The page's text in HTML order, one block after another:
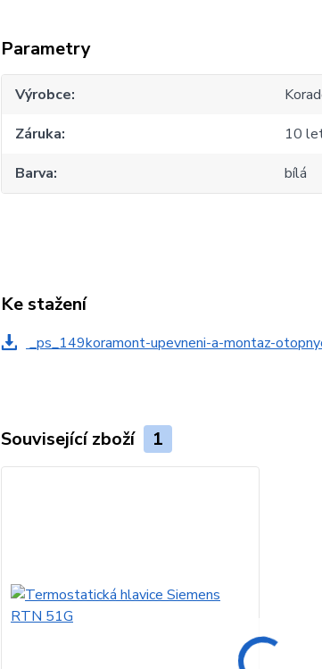
Parametry
Výrobce
Záruka
10
Barva
bílá
Ke stažení
_ps_149koramont-upevneni-a-montaz-
Související zboží 1